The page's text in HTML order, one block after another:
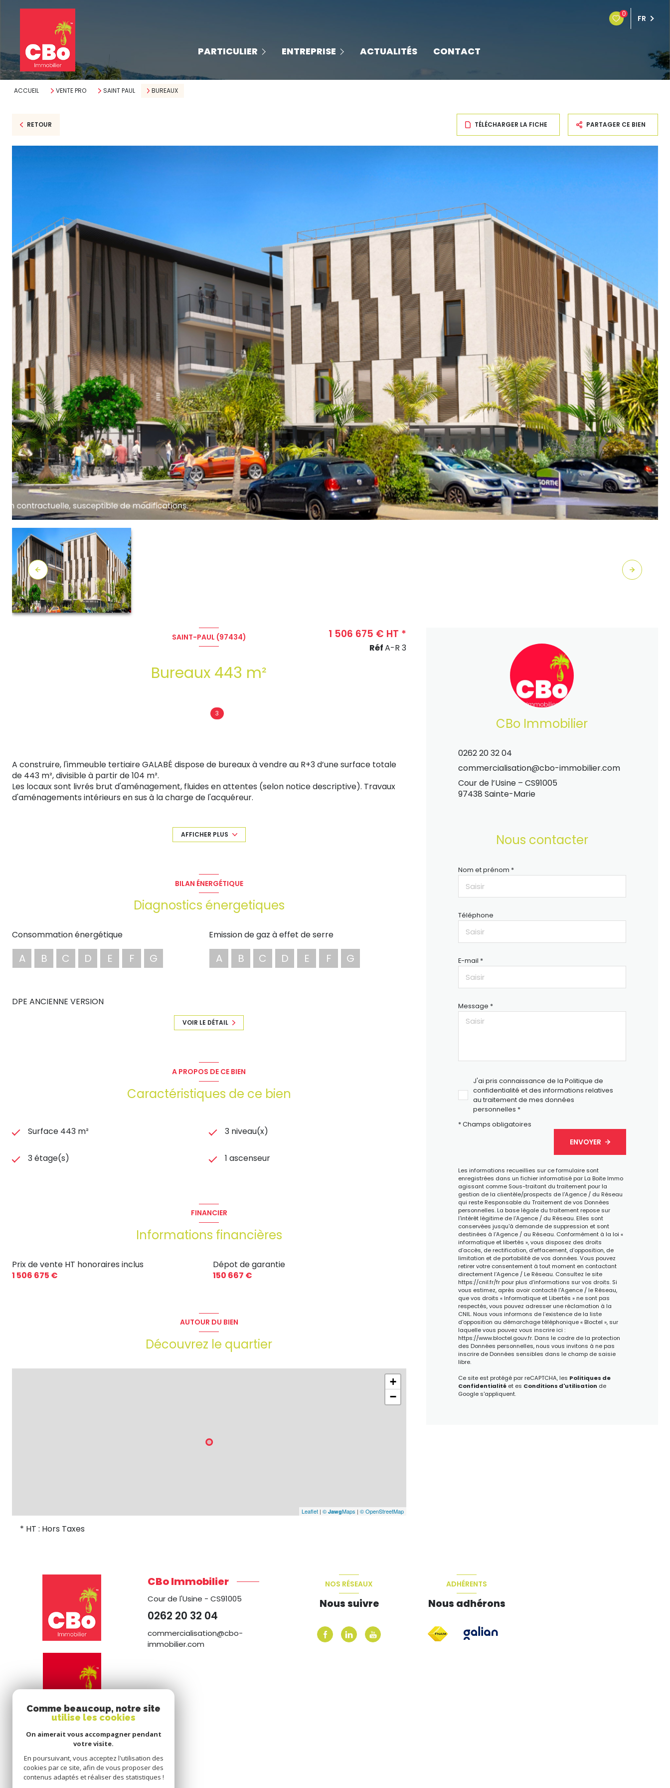
0 FR
PARTICULIER
neufs ENTREPRISE
nos espaces de coworking
ACTUALITÉS CONTACT
ACCUEIL VENTE PRO SAINT PAUL BUREAUX
RETOUR TÉLÉCHARGER LA FICHE PARTAGER CE BIEN
SAINT-PAUL (97434)
Bureaux 443 m²
3
1 506 675 € HT *
RéfA-R 3
A construire, l'immeuble tertiaire GALABÉ dispose de bureaux à vendre au R+3 d’une surface totale
de 443 m², divisible à partir de 104 m².
Les locaux sont livrés brut d'aménagement, fluides en attentes (selon notice descriptive). Travaux
d'aménagements intérieurs en sus à la charge de l'acquéreur.
Disponibilité prévisionnelle : 2nd semestre 2026.
- Honoraires : 60.267,00 € HT à la charge du vendeur.
NOTA : conditions commerciales non-exhaustives.
Les informations sur les risques auxquels ce bien est exposé sont disponibles sur le site Géorisques :
AFFICHER PLUS
BILAN ÉNERGÉTIQUE
Diagnostics énergetiques
Consommation énergétique
A B C D E F G
Emission de gaz à effet de serre
A B C D E F G
DPE ANCIENNE VERSION
VOIR LE DÉTAIL
A PROPOS DE CE BIEN
Caractéristiques de ce bien
Surface 443 m² 3 niveau(x)
3 étage(s) 1 ascenseur
FINANCIER
Informations financières
Prix de vente HT honoraires inclus
1 506 675 €
Dépot de garantie
150 667 €
AUTOUR DU BIEN
Découvrez le quartier
+
−
Leaflet| © JawgMaps | © OpenStreetMap
CBo Immobilier
0262 20 32 04
commercialisation@cbo-immobilier.com
Cour de l’Usine – CS91005
97438 Sainte-Marie
Nous contacter
Nom et prénom *
Téléphone
E-mail *
Message *
J'ai pris connaissance de la Politique de
confidentialité et des informations relatives
au traitement de mes données
personnelles *
* Champs obligatoires
ENVOYER
Les informations recueillies sur ce formulaire sont
enregistrées dans un fichier informatisé par La Boite Immo
agissant comme Sous-traitant du traitement pour la
gestion de la clientèle/prospects de l'Agence / du Réseau
qui reste Responsable du Traitement de vos Données
personnelles. La base légale du traitement repose sur
l'intérêt légitime de l'Agence / du Réseau. Elles sont
conservées jusqu'à demande de suppression et sont
destinées à l'Agence / au Réseau. Conformément à la loi «
informatique et libertés », vous disposez des droits
d’accès, de rectification, d’effacement, d’opposition, de
limitation et de portabilité de vos données. Vous pouvez
retirer votre consentement à tout moment en contactant
directement l’Agence / Le Réseau. Consultez le site
https://cnil.fr/frpour plus d’informations sur vos droits. Si
vous estimez, après avoir contacté l'Agence / le Réseau,
que vos droits « Informatique et Libertés » ne sont pas
respectés, vous pouvez adresser une réclamation à la
CNIL. Nous vous informons de l’existence de la liste
d'opposition au démarchage téléphonique « Bloctel », sur
laquelle vous pouvez vous inscrire ici :
https://www.bloctel.gouv.fr. Dans le cadre de la protection
des Données personnelles, nous vous invitons à ne pas
inscrire de Données sensibles dans le champ de saisie
libre.
Ce site est protégé par reCAPTCHA, les Politiques de
Confidentialitéet es Conditions d'utilisation de
Google s'appliquent.
* HT : Hors Taxes
CBo Immobilier
Cour de l'Usine - CS91005
0262 20 32 04
commercialisation@cbo-
immobilier.com
NOS RÉSEAUX
Nous suivre
ADHÉRENTS
Nous adhérons
Comme beaucoup, notre site
utilise les cookies
On aimerait vous accompagner pendant
votre visite.
En poursuivant, vous acceptez l'utilisation des
cookies par ce site, afin de vous proposer des
contenus adaptés et réaliser des statistiques !